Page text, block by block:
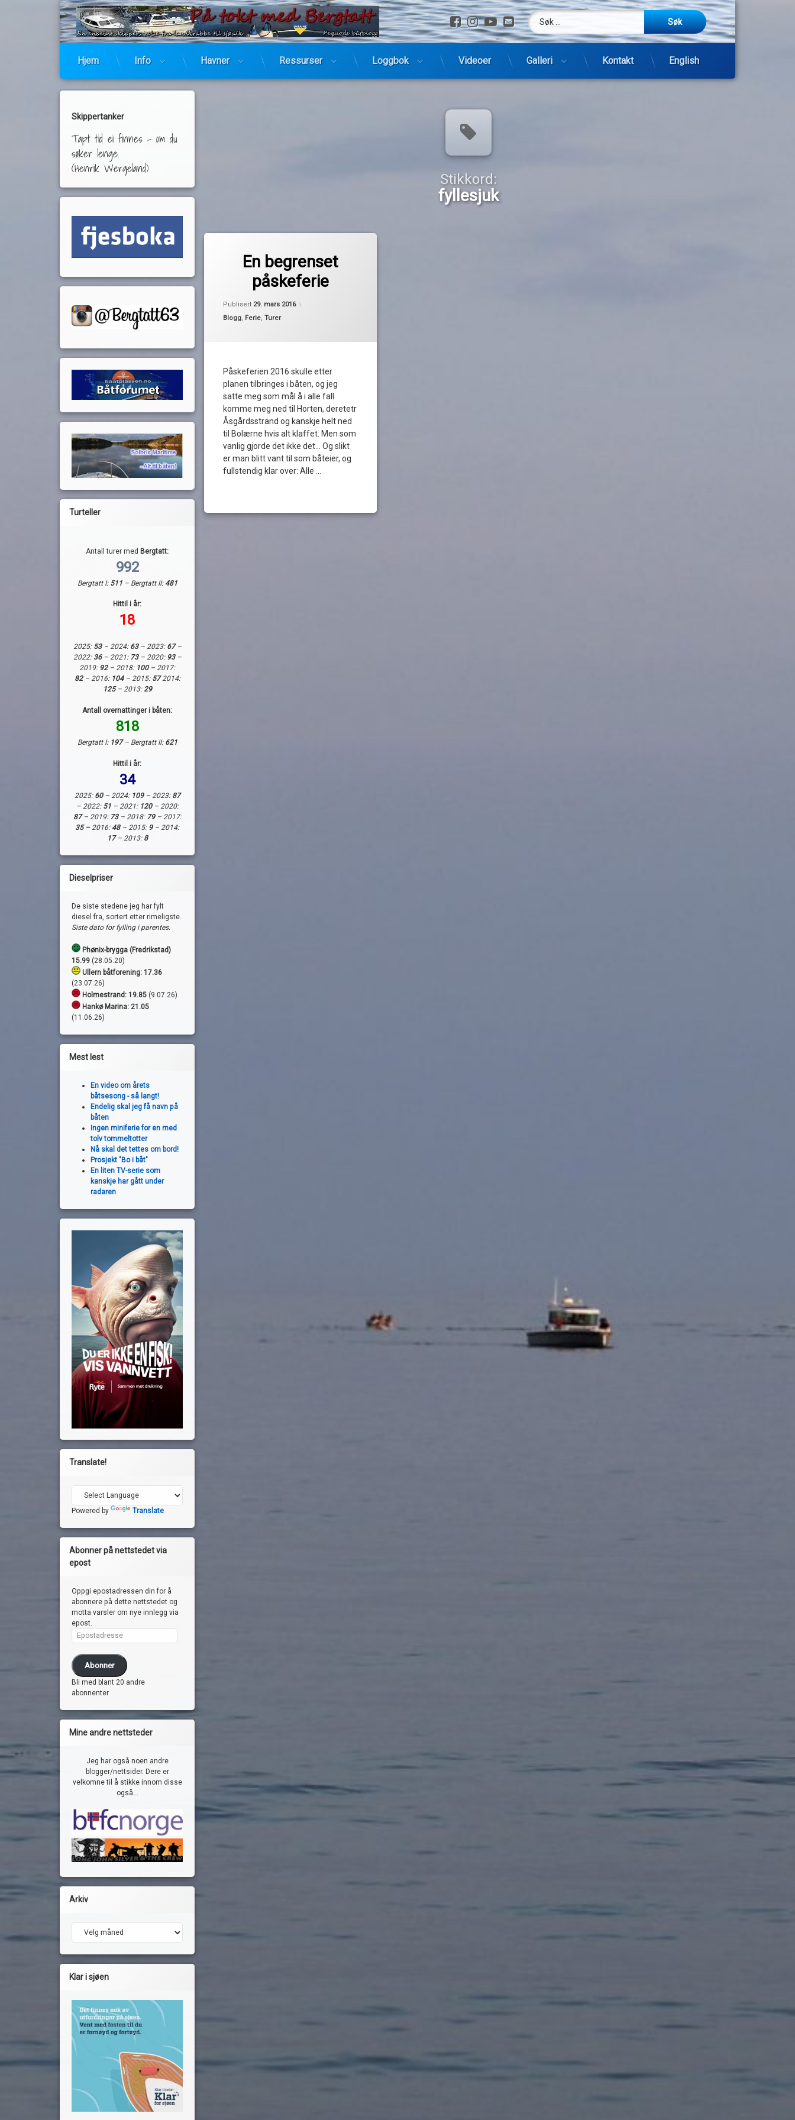
Hopp
Facebook
Instagram
YouTube
E-post
Søk etter:
Hjem Info Havner Ressurser Loggbok Videoer Galleri Kontakt English
Stikkord:
fyllesjuk
En begrenset
påskeferie
Publisert 29. mars 2016
Kategorier:
Blogg, Ferie,Turer
Påskeferien 2016 skulle etter
planen tilbringes i båten, og jeg
satte meg som mål å i alle fall
komme meg ned til Horten, deretetr
Åsgårdsstrand og kanskje helt ned
til Bolærne hvis alt klaffet. Men som
vanlig gjorde det ikke det… Og slikt
er man blitt vant til som båteier, og
fullstendig klar over: Alle …
bonus
fyllesjuk
havnekroa
jobbe
lading
oscarsborg
Skippertanker
Tapt tid ei finnes – om du
søker lenge.
(Henrik Wergeland)
Turteller
Antall turer med Bergtatt:
992
Bergtatt I: 511 – Bergtatt II:481
Hittil i år:
18
2025: 53– 2024:63– 2023: 67–
2022: 36– 2021: 73– 2020: 93–
2019: 92– 2018: 100 – 2017:
82– 2016: 104– 2015: 572014:
125– 2013:29
Antall overnattinger i båten:
818
Bergtatt I: 197– Bergtatt II: 621
Hittil i år:
34
2025: 60– 2024: 109– 2023: 87
– 2022: 51– 2021: 120– 2020:
87– 2019: 73– 2018: 79– 2017:
35 –2016:48– 2015: 9 – 2014:
17– 2013: 8
Dieselpriser
De siste stedene jeg har fylt
diesel fra, sortert etter rimeligste.
Siste dato for fylling i parentes.
Phønix-brygga (Fredrikstad)
15.99 (28.05.20)
Ullern båtforening: 17.36
(23.07.26)
Holmestrand: 19.85(9.07.26)
Hankø Marina: 21.05
(11.06.26)
Mest lest
En video om årets
båtsesong - så langt!
Endelig skal jeg få navn på
båten
Ingen miniferie for en med
tolv tommeltotter
Nå skal det tettes om bord!
Prosjekt "Bo i båt"
En liten TV-serie som
kanskje har gått under
radaren
Translate!
Powered by Translate
Abonner på nettstedet via
epost
Oppgi epostadressen din for å
abonnere på dette nettstedet og
motta varsler om nye innlegg via
epost.
Epostadresse
Abonner
Bli med blant 20 andre
abonnenter
Mine andre nettsteder
Jeg har også noen andre
blogger/nettsider. Dere er
velkomne til å stikke innom disse
også...
Arkiv
Arkiv
Klar i sjøen